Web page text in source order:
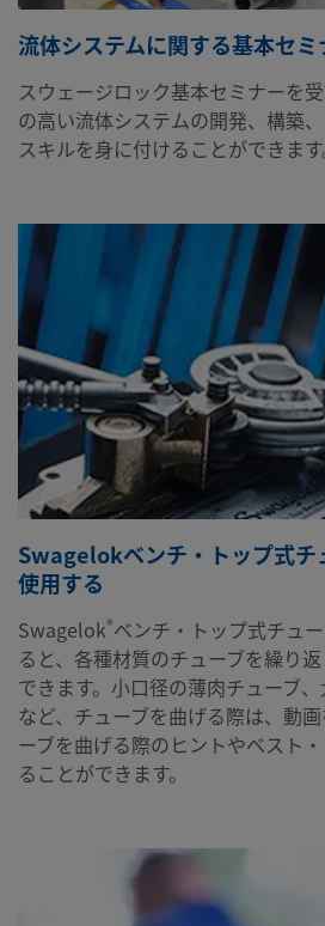
流体システムに関する基本セミ
スウェージロック基本セミナーを
の高い流体システムの開発、構築
スキルを身に付けることができます
Swagelokベンチ・トップ式チ
使用する
Swagelok®ベンチ・トップ式チュ
ると、各種材質のチューブを繰り
できます。小口径の薄肉チューブ
など、チューブを曲げる際は、動
ーブを曲げる際のヒントやベスト
ることができます。